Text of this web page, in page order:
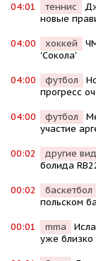
04:01 теннис
новые
04:00 хоккей
'Сокола'
04:00 футбол
прогресс
04:00 футбол
участие
00:02 другие
болида
00:02 баскетбол
польском
00:01 mma
уже близко